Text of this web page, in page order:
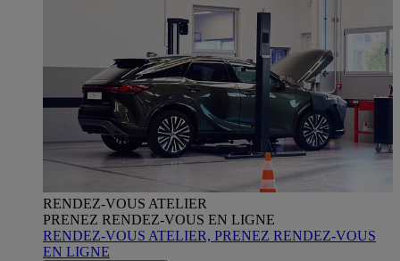
RENDEZ-VOUS ATELIER
PRENEZ RENDEZ-VOUS EN LIGNE
RENDEZ-VOUS ATELIER, PRENEZ RENDEZ-VOUS
EN LIGNE